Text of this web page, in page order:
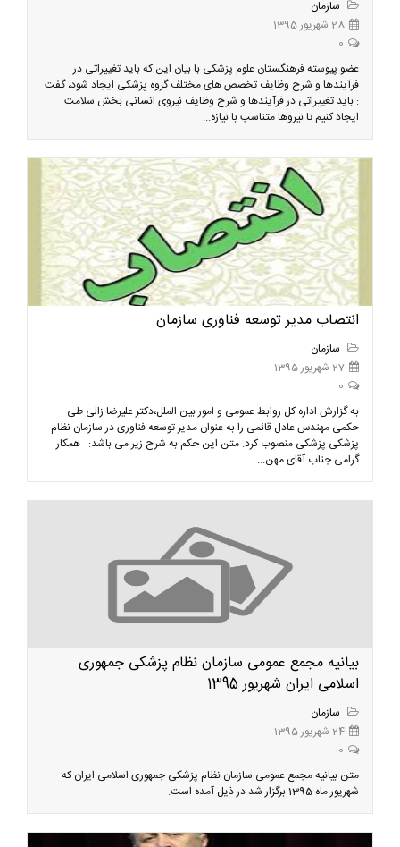
سازمان
28 شهریور 1395
0
​ عضو پیوسته فرهنگستان علوم پزشکی با بیان این که باید تغییراتی در
فرآیندها و شرح وظایف تخصص های مختلف گروه پزشکی ایجاد شود، گفت
: باید تغییراتی در فرآیندها و شرح وظایف نیروی انسانی بخش سلامت
ایجاد کنیم تا نیروها متناسب با نیازه...
انتصاب مدیر توسعه فناوری سازمان
سازمان
27 شهریور 1395
0
به گزارش اداره کل روابط عمومی و امور بین الملل،دکتر علیرضا زالی طی
حکمی مهندس عادل قائمی را به عنوان مدیر توسعه فناوری در سازمان نظام
پزشکی پزشکی منصوب کرد. متن این حکم به شرح زیر می باشد: همکار
گرامی جناب آقای مهن...
بیانیه مجمع عمومی سازمان نظام پزشکی جمهوری
اسلامی ایران شهریور 1395
سازمان
24 شهریور 1395
0
متن بیانیه مجمع عمومی سازمان نظام پزشکی جمهوری اسلامی ایران که
شهریور ماه 1395 برگزار شد در ذیل آمده است.